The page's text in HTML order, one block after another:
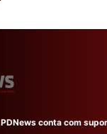
PDNews conta com